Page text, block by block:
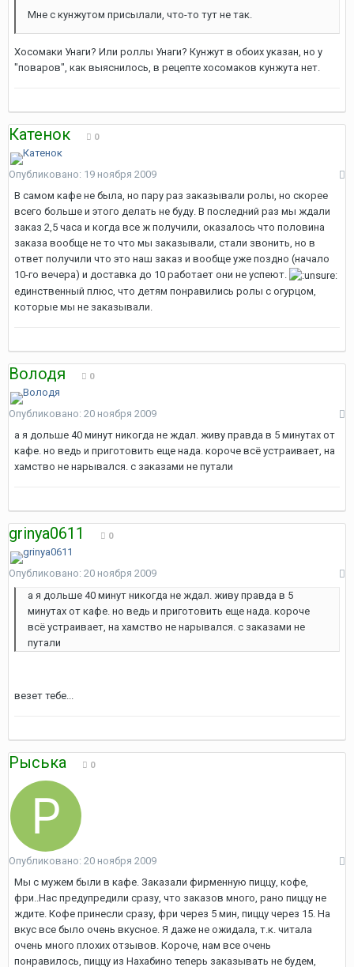
Мне с кунжутом присылали, что-то тут не так.
Хосомаки Унаги? Или роллы Унаги? Кунжут в обоих указан, но у
"поваров", как выяснилось, в рецепте хосомаков кунжута нет.
Катенок 0
Опубликовано: 19 ноября 2009
В самом кафе не была, но пару раз заказывали ролы, но скорее
всего больше и этого делать не буду. В последний раз мы ждали
заказ 2,5 часа и когда все ж получили, оказалось что половина
заказа вообще не то что мы заказывали, стали звонить, но в
ответ получили что это наш заказ и вообще уже поздно (начало
10-го вечера) и доставка до 10 работает они не успеют.
единственный плюс, что детям понравились ролы с огурцом,
которые мы не заказывали.
Володя 0
Опубликовано: 20 ноября 2009
а я дольше 40 минут никогда не ждал. живу правда в 5 минутах от
кафе. но ведь и приготовить еще нада. короче всё устраивает, на
хамство не нарывался. с заказами не путали
grinya0611 0
Опубликовано: 20 ноября 2009
а я дольше 40 минут никогда не ждал. живу правда в 5
минутах от кафе. но ведь и приготовить еще нада. короче
всё устраивает, на хамство не нарывался. с заказами не
путали
везет тебе...
Рыська 0
Опубликовано: 20 ноября 2009
Мы с мужем были в кафе. Заказали фирменную пиццу, кофе,
фри..Нас предупредили сразу, что заказов много, рано пиццу не
ждите. Кофе принесли сразу, фри через 5 мин, пиццу через 15. На
вкус все было очень вкусное. Я даже не ожидала, т.к. читала
очень много плохих отзывов. Короче, нам все очень
понравилось, пиццу из Нахабино теперь заказывать не будем,